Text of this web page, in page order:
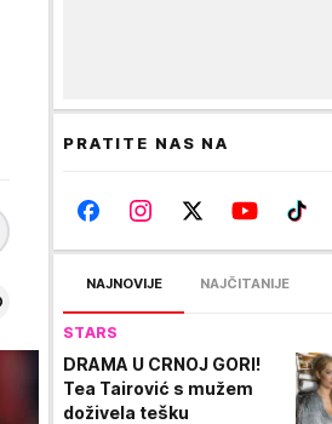
PRATITE NAS NA
NAJNOVIJE NAJČITANIJE
STARS
DRAMA U CRNOJ GORI!
Tea Tairović s mužem
doživela tešku